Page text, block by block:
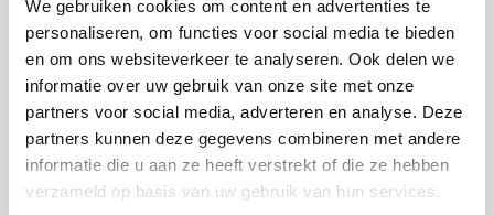
We gebruiken cookies om content en advertenties te
personaliseren, om functies voor social media te bieden
en om ons websiteverkeer te analyseren. Ook delen we
informatie over uw gebruik van onze site met onze
partners voor social media, adverteren en analyse. Deze
partners kunnen deze gegevens combineren met andere
informatie die u aan ze heeft verstrekt of die ze hebben
verzameld op basis van uw gebruik van hun services.
+31 23 205 2006
info@bruut.nl
Contact Formulier
Open tot 21:00
OPENINGSTIJDEN